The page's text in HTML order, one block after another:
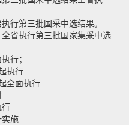
行第三批国采中选结果。
省执行第三批国家集采中选
行；
执行
全面执行
施